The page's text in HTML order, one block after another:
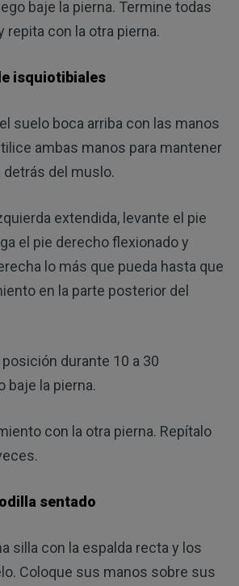
baje la pierna. Termine todas
repita con la otra pierna.
isquiotibiales
suelo boca arriba con las manos
ambas manos para mantener
detrás del muslo.
extendida, levante el pie
el pie derecho flexionado y
lo más que pueda hasta que
en la parte posterior del
durante 10 a 30
baje la pierna.
con la otra pierna. Repítalo
sentado
silla con la espalda recta y los
Coloque sus manos sobre sus